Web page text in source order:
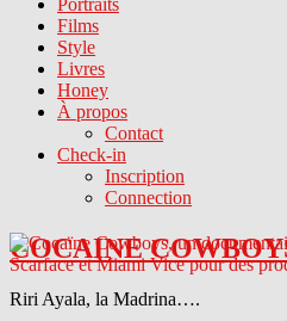
Films
Style
Livres
Honey
À propos
Contact
Check-in
Inscription
Connection
COCAINE
Riri Ayala, la Madrina….